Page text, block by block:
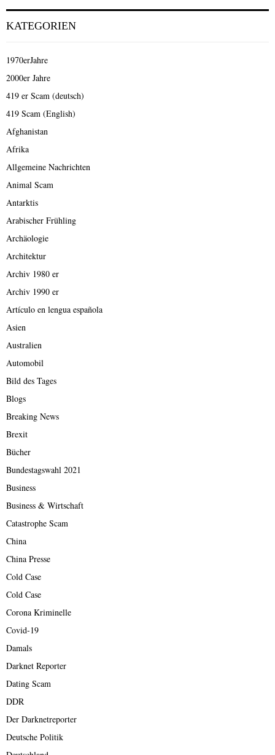
KATEGORIEN
1970erJahre
2000er Jahre
419 er Scam (deutsch)
419 Scam (English)
Afghanistan
Afrika
Allgemeine Nachrichten
Animal Scam
Antarktis
Arabischer Frühling
Archäologie
Architektur
Archiv 1980 er
Archiv 1990 er
Artículo en lengua española
Asien
Australien
Automobil
Bild des Tages
Blogs
Breaking News
Brexit
Bücher
Bundestagswahl 2021
Business
Business & Wirtschaft
Catastrophe Scam
China
China Presse
Cold Case
Cold Case
Corona Kriminelle
Covid-19
Damals
Darknet Reporter
Dating Scam
DDR
Der Darknetreporter
Deutsche Politik